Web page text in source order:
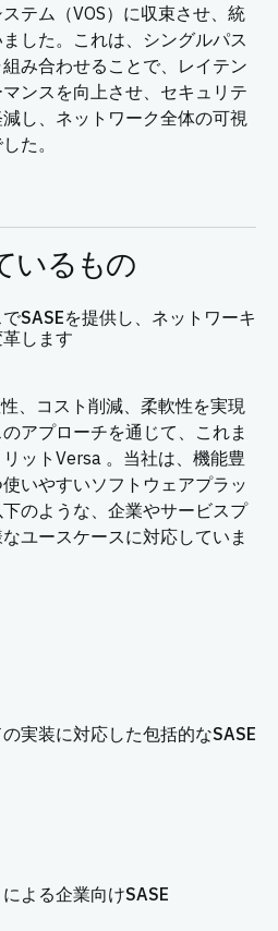
テム（VOS）に収束させ、統
した。これは、シングルパス
み合わせることで、レイテン
ンスを向上させ、セキュリテ
し、ネットワーク全体の可視
た。
いるもの
SASEを提供し、ネットワーキ
します
、コスト削減、柔軟性を実現
アプローチを通じて、これま
ットVersa 。当社は、機能豊
いやすいソフトウェアプラッ
のような、企業やサービスプ
ユースケースに対応していま
実装に対応した包括的なSASE
よる企業向けSASE